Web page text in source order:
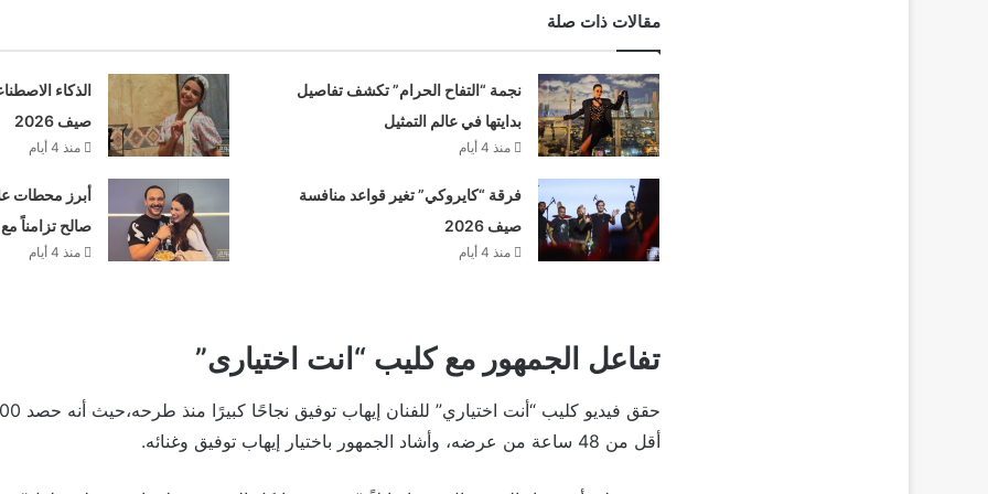
مقالات ذات صلة
نجمة “التفاح الحرام” تكشف تفاصيل
بدايتها في عالم التمثيل
منذ 4 أيام
الذكاء
صيف 2026
منذ 4 أيام
فرقة “كايروكي” تغير قواعد منافسة
صيف 2026
منذ 4 أيام
أبرز محطات
صالح تزامناً
منذ 4 أيام
تفاعل الجمهور مع كليب “انت اختيارى”
أقل من 48 ساعة من عرضه، وأشاد الجمهور باختيار إيهاب توفيق وغنائه.